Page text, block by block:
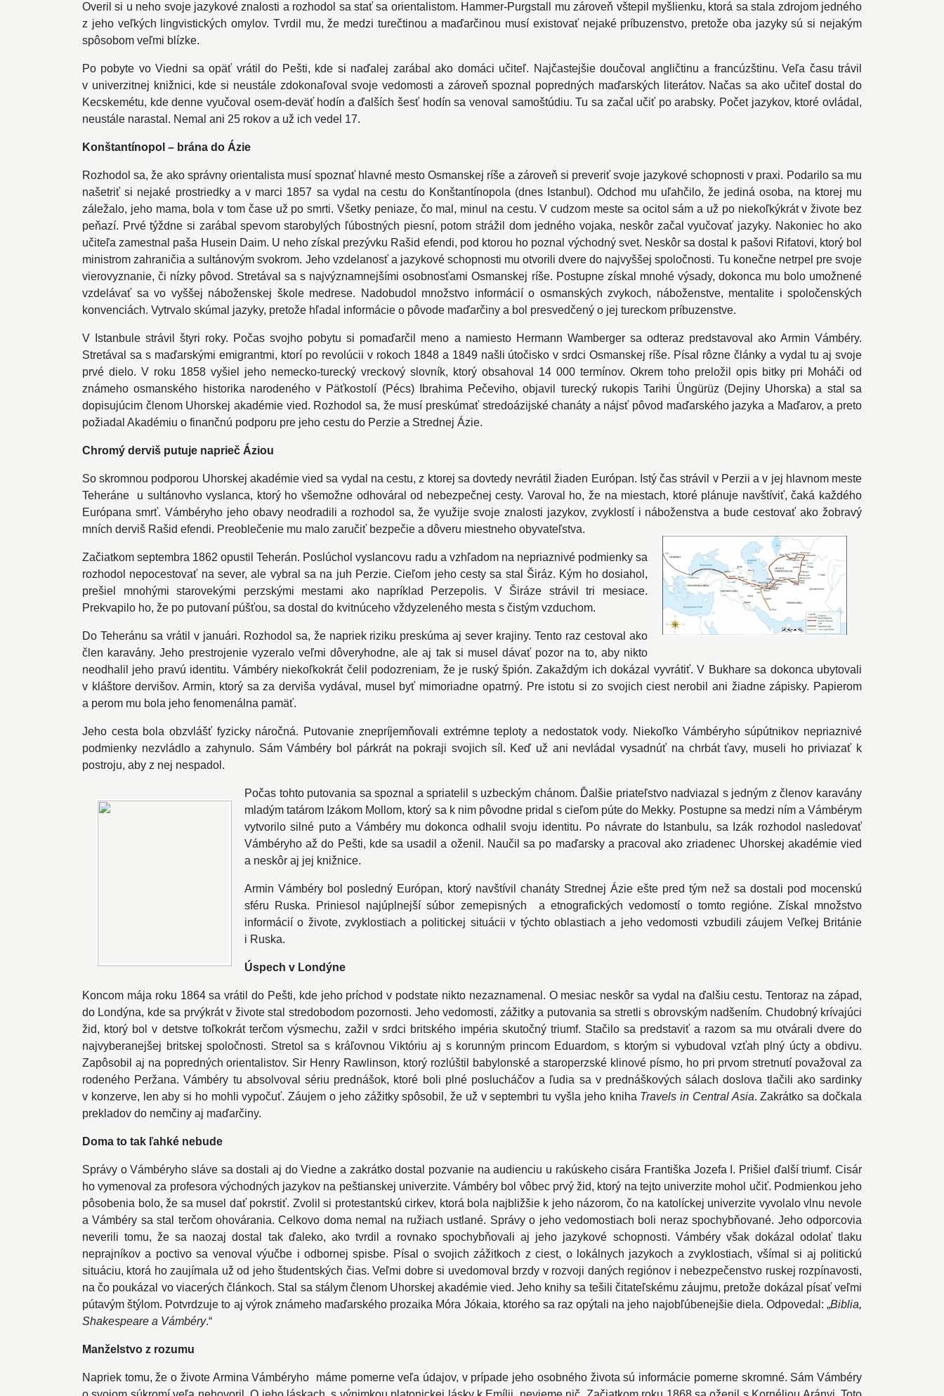
Overil si u neho svoje jazykové znalosti a rozhodol sa stať sa orientalistom. Hammer-Purgstall mu zároveň vštepil myšlienku, ktorá sa stala zdrojom jedného
z jeho veľkých lingvistických omylov. Tvrdil mu, že medzi turečtinou a maďarčinou musí existovať nejaké príbuzenstvo, pretože oba jazyky sú si nejakým
spôsobom veľmi blízke.
Po pobyte vo Viedni sa opäť vrátil do Pešti, kde si naďalej zarábal ako domáci učiteľ. Najčastejšie doučoval angličtinu a francúzštinu. Veľa času trávil
v univerzitnej knižnici, kde si neustále zdokonaľoval svoje vedomosti a zároveň spoznal popredných maďarských literátov. Načas sa ako učiteľ dostal do
Kecskemétu, kde denne vyučoval osem-deväť hodín a ďalších šesť hodín sa venoval samoštúdiu. Tu sa začal učiť po arabsky. Počet jazykov, ktoré ovládal,
neustále narastal. Nemal ani 25 rokov a už ich vedel 17.
Konštantínopol – brána do Ázie
Rozhodol sa, že ako správny orientalista musí spoznať hlavné mesto Osmanskej ríše a zároveň si preveriť svoje jazykové schopnosti v praxi. Podarilo sa mu
našetriť si nejaké prostriedky a v marci 1857 sa vydal na cestu do Konštantínopola (dnes Istanbul). Odchod mu uľahčilo, že jediná osoba, na ktorej mu
záležalo, jeho mama, bola v tom čase už po smrti. Všetky peniaze, čo mal, minul na cestu. V cudzom meste sa ocitol sám a už po niekoľkýkrát v živote bez
peňazí. Prvé týždne si zarábal spevom starobylých ľúbostných piesní, potom strážil dom jedného vojaka, neskôr začal vyučovať jazyky. Nakoniec ho ako
učiteľa zamestnal paša Husein Daim. U neho získal prezývku Rašid efendi, pod ktorou ho poznal východný svet. Neskôr sa dostal k pašovi Rifatovi, ktorý bol
ministrom zahraničia a sultánovým svokrom. Jeho vzdelanosť a jazykové schopnosti mu otvorili dvere do najvyššej spoločnosti. Tu konečne netrpel pre svoje
vierovyznanie, či nízky pôvod. Stretával sa s najvýznamnejšími osobnosťami Osmanskej ríše. Postupne získal mnohé výsady, dokonca mu bolo umožnené
vzdelávať sa vo vyššej náboženskej škole medrese. Nadobudol množstvo informácií o osmanských zvykoch, náboženstve, mentalite i spoločenských
konvenciách. Vytrvalo skúmal jazyky, pretože hľadal informácie o pôvode maďarčiny a bol presvedčený o jej tureckom príbuzenstve.
V Istanbule strávil štyri roky. Počas svojho pobytu si pomaďarčil meno a namiesto Hermann Wamberger sa odteraz predstavoval ako Armin Vámbéry.
Stretával sa s maďarskými emigrantmi, ktorí po revolúcii v rokoch 1848 a 1849 našli útočisko v srdci Osmanskej ríše. Písal rôzne články a vydal tu aj svoje
prvé dielo. V roku 1858 vyšiel jeho nemecko-turecký vreckový slovník, ktorý obsahoval 14 000 termínov. Okrem toho preložil opis bitky pri Moháči od
známeho osmanského historika narodeného v Päťkostolí (Pécs) Ibrahima Pečeviho, objavil turecký rukopis Tarihi Üngürüz (Dejiny Uhorska) a stal sa
dopisujúcim členom Uhorskej akadémie vied. Rozhodol sa, že musí preskúmať stredoázijské chanáty a nájsť pôvod maďarského jazyka a Maďarov, a preto
požiadal Akadémiu o finančnú podporu pre jeho cestu do Perzie a Strednej Ázie.
Chromý derviš putuje naprieč Áziou
So skromnou podporou Uhorskej akadémie vied sa vydal na cestu, z ktorej sa dovtedy nevrátil žiaden Európan. Istý čas strávil v Perzii a v jej hlavnom meste
Teheráne u sultánovho vyslanca, ktorý ho všemožne odhováral od nebezpečnej cesty. Varoval ho, že na miestach, ktoré plánuje navštíviť, čaká každého
Európana smrť. Vámbéryho jeho obavy neodradili a rozhodol sa, že využije svoje znalosti jazykov, zvyklostí i náboženstva a bude cestovať ako žobravý
mních derviš Rašid efendi. Preoblečenie mu malo zaručiť bezpečie a dôveru miestneho obyvateľstva.
Začiatkom septembra 1862 opustil Teherán. Poslúchol vyslancovu radu a vzhľadom na nepriaznivé podmienky sa
rozhodol nepocestovať na sever, ale vybral sa na juh Perzie. Cieľom jeho cesty sa stal Širáz. Kým ho dosiahol,
prešiel mnohými starovekými perzskými mestami ako napríklad Perzepolis. V Širáze strávil tri mesiace.
Prekvapilo ho, že po putovaní púšťou, sa dostal do kvitnúceho vždyzeleného mesta s čistým vzduchom.
Do Teheránu sa vrátil v januári. Rozhodol sa, že napriek riziku preskúma aj sever krajiny. Tento raz cestoval ako
člen karavány. Jeho prestrojenie vyzeralo veľmi dôveryhodne, ale aj tak si musel dávať pozor na to, aby nikto
neodhalil jeho pravú identitu. Vámbéry niekoľkokrát čelil podozreniam, že je ruský špión. Zakaždým ich dokázal vyvrátiť. V Bukhare sa dokonca ubytovali
v kláštore dervišov. Armin, ktorý sa za derviša vydával, musel byť mimoriadne opatrný. Pre istotu si zo svojich ciest nerobil ani žiadne zápisky. Papierom
a perom mu bola jeho fenomenálna pamäť.
Jeho cesta bola obzvlášť fyzicky náročná. Putovanie znepríjemňovali extrémne teploty a nedostatok vody. Niekoľko Vámbéryho súpútnikov nepriaznivé
podmienky nezvládlo a zahynulo. Sám Vámbéry bol párkrát na pokraji svojich síl. Keď už ani nevládal vysadnúť na chrbát ťavy, museli ho priviazať k
postroju, aby z nej nespadol.
Počas tohto putovania sa spoznal a spriatelil s uzbeckým chánom. Ďalšie priateľstvo nadviazal s jedným z členov karavány
mladým tatárom Izákom Mollom, ktorý sa k nim pôvodne pridal s cieľom púte do Mekky. Postupne sa medzi ním a Vámbérym
vytvorilo silné puto a Vámbéry mu dokonca odhalil svoju identitu. Po návrate do Istanbulu, sa Izák rozhodol nasledovať
Vámbéryho až do Pešti, kde sa usadil a oženil. Naučil sa po maďarsky a pracoval ako zriadenec Uhorskej akadémie vied
a neskôr aj jej knižnice.
Armin Vámbéry bol posledný Európan, ktorý navštívil chanáty Strednej Ázie ešte pred tým než sa dostali pod mocenskú
sféru Ruska. Priniesol najúplnejší súbor zemepisných a etnografických vedomostí o tomto regióne. Získal množstvo
informácií o živote, zvyklostiach a politickej situácii v týchto oblastiach a jeho vedomosti vzbudili záujem Veľkej Británie
i Ruska.
Úspech v Londýne
Koncom mája roku 1864 sa vrátil do Pešti, kde jeho príchod v podstate nikto nezaznamenal. O mesiac neskôr sa vydal na ďalšiu cestu. Tentoraz na západ,
do Londýna, kde sa prvýkrát v živote stal stredobodom pozornosti. Jeho vedomosti, zážitky a putovania sa stretli s obrovským nadšením. Chudobný krívajúci
žid, ktorý bol v detstve toľkokrát terčom výsmechu, zažil v srdci britského impéria skutočný triumf. Stačilo sa predstaviť a razom sa mu otvárali dvere do
najvyberanejšej britskej spoločnosti. Stretol sa s kráľovnou Viktóriu aj s korunným princom Eduardom, s ktorým si vybudoval vzťah plný úcty a obdivu.
Zapôsobil aj na popredných orientalistov. Sir Henry Rawlinson, ktorý rozlúštil babylonské a staroperzské klinové písmo, ho pri prvom stretnutí považoval za
rodeného Peržana. Vámbéry tu absolvoval sériu prednášok, ktoré boli plné poslucháčov a ľudia sa v prednáškových sálach doslova tlačili ako sardinky
v konzerve, len aby si ho mohli vypočuť. Záujem o jeho zážitky spôsobil, že už v septembri tu vyšla jeho kniha Travels in Central Asia. Zakrátko sa dočkala
prekladov do nemčiny aj maďarčiny.
Doma to tak ľahké nebude
Správy o Vámbéryho sláve sa dostali aj do Viedne a zakrátko dostal pozvanie na audienciu u rakúskeho cisára Františka Jozefa I. Prišiel ďalší triumf. Cisár
ho vymenoval za profesora východných jazykov na peštianskej univerzite. Vámbéry bol vôbec prvý žid, ktorý na tejto univerzite mohol učiť. Podmienkou jeho
pôsobenia bolo, že sa musel dať pokrstiť. Zvolil si protestantskú cirkev, ktorá bola najbližšie k jeho názorom, čo na katolíckej univerzite vyvolalo vlnu nevole
a Vámbéry sa stal terčom ohovárania. Celkovo doma nemal na ružiach ustlané. Správy o jeho vedomostiach boli neraz spochybňované. Jeho odporcovia
neverili tomu, že sa naozaj dostal tak ďaleko, ako tvrdil a rovnako spochybňovali aj jeho jazykové schopnosti. Vámbéry však dokázal odolať tlaku
neprajníkov a poctivo sa venoval výučbe i odbornej spisbe. Písal o svojich zážitkoch z ciest, o lokálnych jazykoch a zvyklostiach, všímal si aj politickú
situáciu, ktorá ho zaujímala už od jeho študentských čias. Veľmi dobre si uvedomoval brzdy v rozvoji daných regiónov i nebezpečenstvo ruskej rozpínavosti,
na čo poukázal vo viacerých článkoch. Stal sa stálym členom Uhorskej akadémie vied. Jeho knihy sa tešili čitateľskému záujmu, pretože dokázal písať veľmi
pútavým štýlom. Potvrdzuje to aj výrok známeho maďarského prozaika Móra Jókaia, ktorého sa raz opýtali na jeho najobľúbenejšie diela. Odpovedal: „Biblia,
Shakespeare a Vámbéry.“
Manželstvo z rozumu
Napriek tomu, že o živote Armina Vámbéryho máme pomerne veľa údajov, v prípade jeho osobného života sú informácie pomerne skromné. Sám Vámbéry